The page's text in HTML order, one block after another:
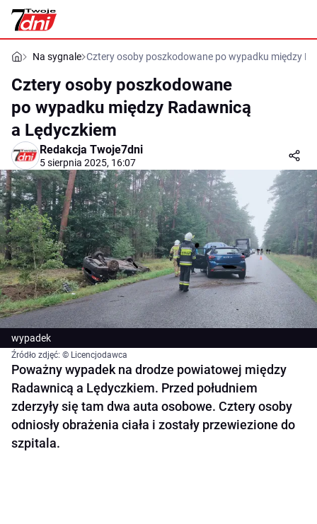
Na sygnale Cztery osoby poszkodowane po wypadku między
Cztery osoby poszkodowane
po wypadku między Radawnicą
a Lędyczkiem
Redakcja Twoje7dni
5 sierpnia 2025, 16:07
wypadek
Źródło zdjęć: © Licencjodawca
Poważny wypadek na drodze powiatowej między
Radawnicą a Lędyczkiem. Przed południem
zderzyły się tam dwa auta osobowe. Cztery osoby
odniosły obrażenia ciała i zostały przewiezione do
szpitala.